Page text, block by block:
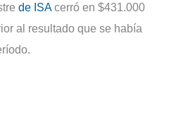
de ISAcerró en $431.000
al resultado que se había